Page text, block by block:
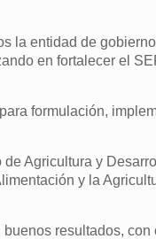
la entidad de
en fortalecer el
formulación,
Agricultura y
y la
resultados,